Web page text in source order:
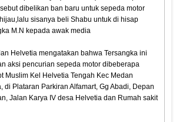
dibelikan ban baru untuk sepeda motor
sisanya beli Shabu untuk di hisap
M.N kepada awak media
Helvetia mengatakan bahwa Tersangka ini
aksi pencurian sepeda motor dibeberapa
Muslim Kel Helvetia Tengah Kec Medan
di Plataran Parkiran Alfamart, Gg Abadi, Depan
Jalan Karya IV desa Helvetia dan Rumah sakit